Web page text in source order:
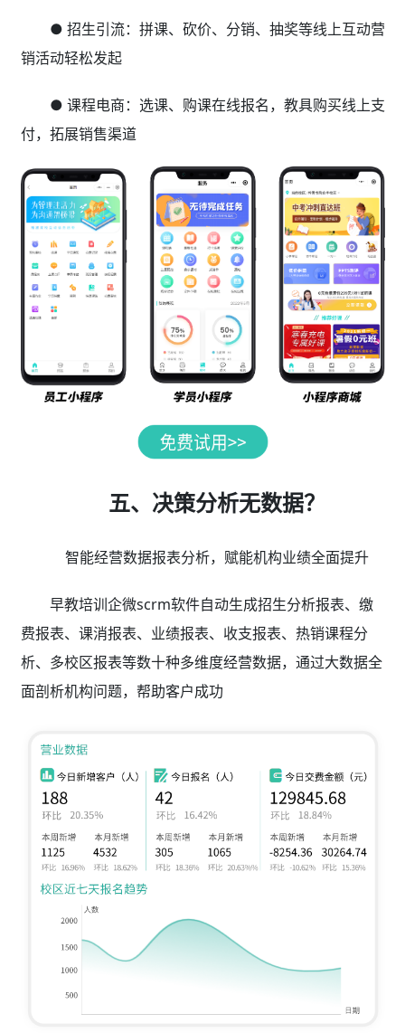
● 招生引流：拼课、砍价、分销、抽奖等线上互动营
销活动轻松发起
● 课程电商：选课、购课在线报名，教具购买线上支
付，拓展销售渠道
五、决策分析无数据？
智能经营数据报表分析，赋能机构业绩全面提升
早教培训企微scrm软件自动生成招生分析报表、缴
费报表、课消报表、业绩报表、收支报表、热销课程分
析、多校区报表等数十种多维度经营数据，通过大数据全
面剖析机构问题，帮助客户成功